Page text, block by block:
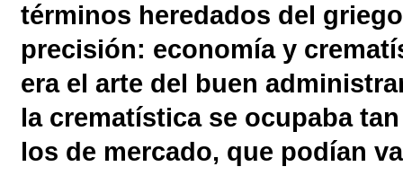
términos heredados del
precisión: economía y
era el arte del buen
la crematística se ocupaba
los de mercado, que podían